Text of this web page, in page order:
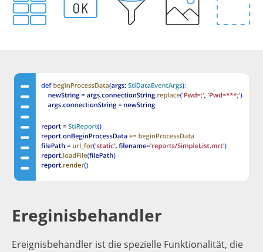
Ereginisbehandler
Ereignisbehandler ist die spezielle Funktionalität, die